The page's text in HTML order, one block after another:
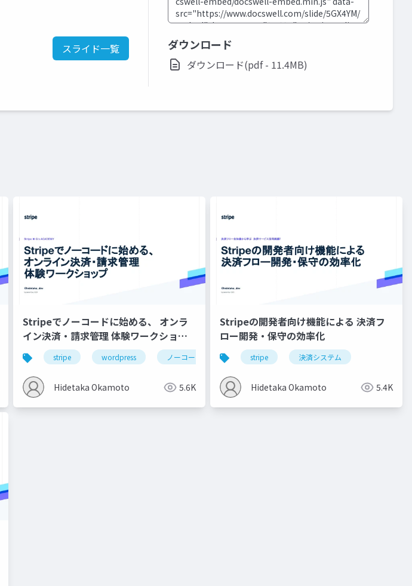
スライド一覧 ダウンロード
ダウンロード(pdf - 11.4MB)
Stripeでノーコードに始める、 オンラ
イン決済・請求管理 体験ワークショッ
プ
stripe wordpress ノーコード サブスクリプション 決済システム
Hidetaka Okamoto 5.6K
Stripeの開発者向け機能による 決済フ
ロー開発・保守の効率化
stripe 決済システム
Hidetaka Okamoto 5.4K